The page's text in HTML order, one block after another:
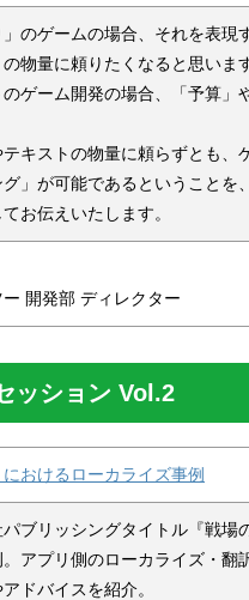
のゲームの場合、それを表現
物量に頼りたくなると思います
ゲーム開発の場合、「予算」
キストの物量に頼らずとも、
」が可能であるということを
お伝えいたします。
開発部 ディレクター
ッション Vol.2
おけるローカライズ事例
ブリッシングタイトル『戦場
アプリ側のローカライズ・翻
ドバイスを紹介。